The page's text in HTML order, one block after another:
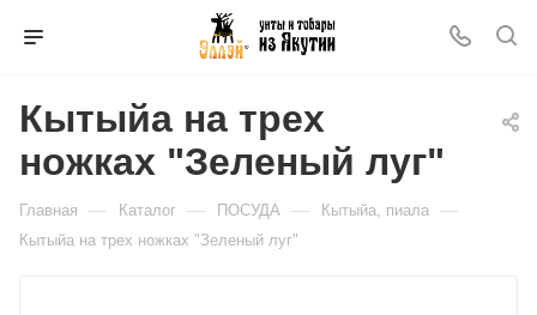
Кытыйа на трех
ножках "Зеленый луг"
Главная — Каталог — ПОСУДА — Кытыйа, пиала —
Кытыйа на трех ножках "Зеленый луг"